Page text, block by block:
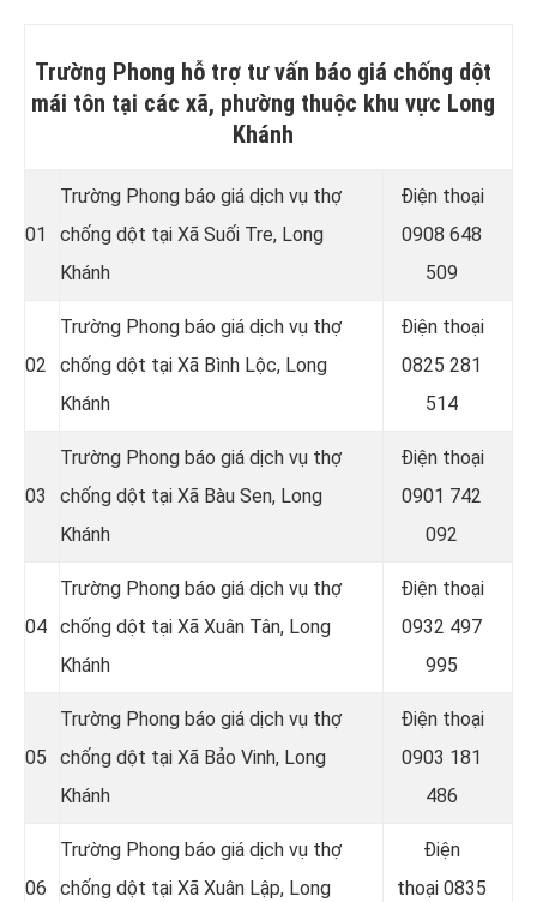
Trường Phong hỗ trợ tư vấn báo giá chống dột
mái tôn tại các xã, phường thuộc khu vực Long
Khánh
01
Trường Phong báo giá dịch vụ thợ
chống dột tại Xã Suối Tre, Long
Khánh
Điện thoại
0908 648
509
02
Trường Phong báo giá dịch vụ thợ
chống dột tại Xã Bình Lộc, Long
Khánh
Điện thoại
0825 281
514
03
Trường Phong báo giá dịch vụ thợ
chống dột tại Xã Bàu Sen, Long
Khánh
Điện thoại
0901 742
092
04
Trường Phong báo giá dịch vụ thợ
chống dột tại Xã Xuân Tân, Long
Khánh
Điện thoại
0932 497
995
05
Trường Phong báo giá dịch vụ thợ
chống dột tại Xã Bảo Vinh, Long
Khánh
Điện thoại
0903 181
486
06
Trường Phong báo giá dịch vụ thợ
chống dột tại Xã Xuân Lập, Long
Điện
thoại 0835